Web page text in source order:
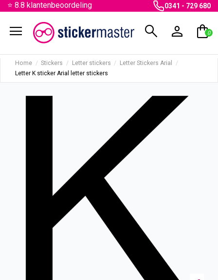
⭐ 8.8 klantenbeoordeling 0341 - 729 680
menu search person shopping_bag
0
Home Stickers Letter stickers
Letter Stickers Arial
Letter K sticker Arial letter stickers